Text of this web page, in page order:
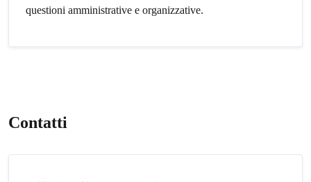
questioni amministrative e organizzative.
Contatti